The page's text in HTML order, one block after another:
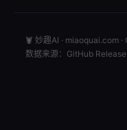
🦞 妙趣AI · miaoquai.com
数据来源：GitHub